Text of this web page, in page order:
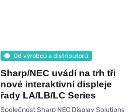
Od výrobců a distributorů
Sharp/NEC uvádí na trh tři
nové interaktivní displeje
řady LA/LB/LC Series
Společnost Sharp NEC Display Solutions